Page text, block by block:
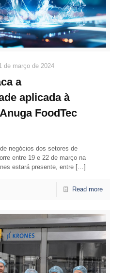
de março de 2024
a
aplicada à
FoodTec
negócios dos setores de
entre 19 e 22 de março na
estará presente, entre […]
Read more